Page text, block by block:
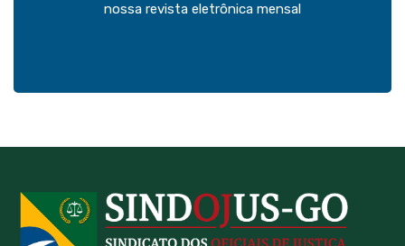
nossa revista eletrônica mensal